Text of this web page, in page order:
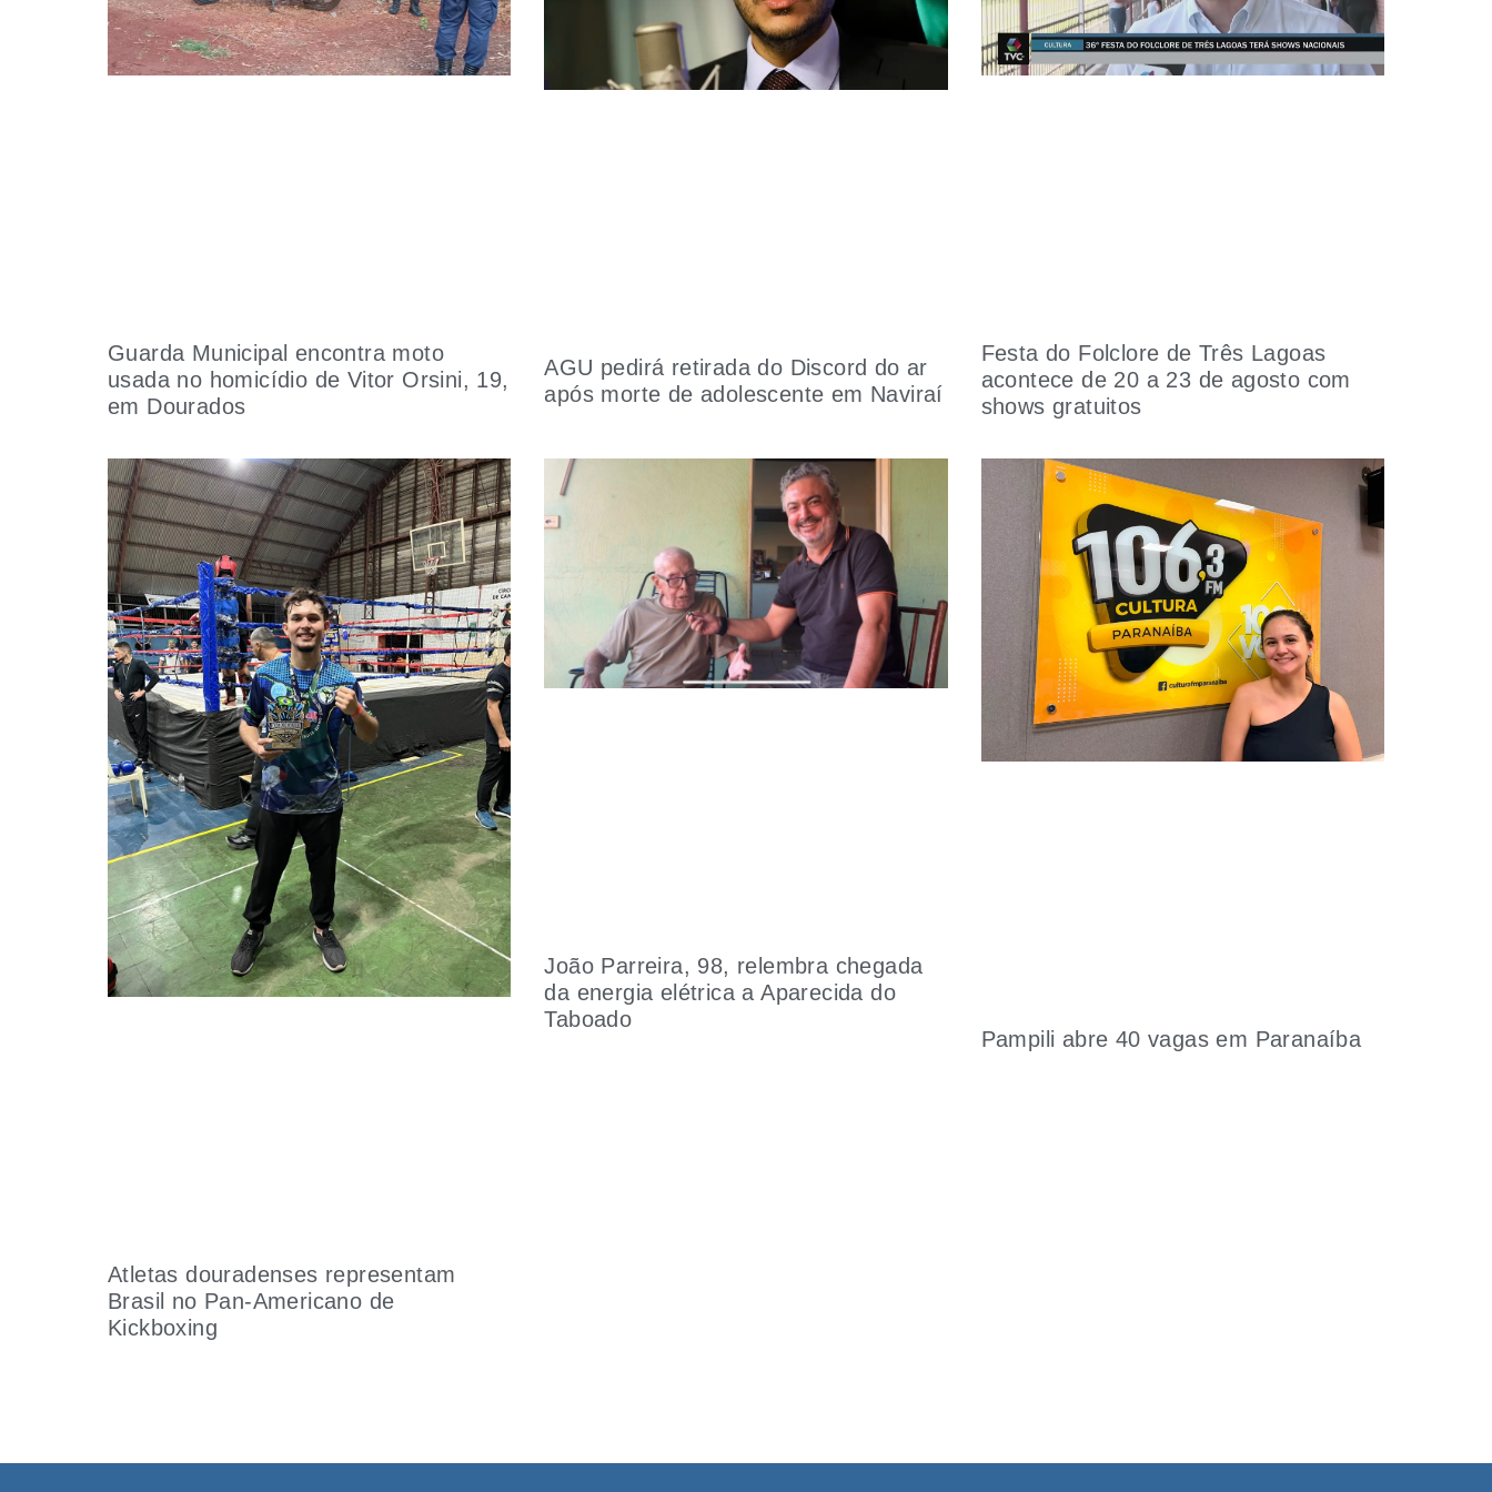
Guarda Municipal encontra moto
usada no homicídio de Vitor Orsini, 19,
em Dourados
AGU pedirá retirada do Discord do ar
após morte de adolescente em Naviraí
Festa do Folclore de Três Lagoas
acontece de 20 a 23 de agosto com
shows gratuitos
Atletas douradenses representam
Brasil no Pan-Americano de
Kickboxing
João Parreira, 98, relembra chegada
da energia elétrica a Aparecida do
Taboado
Pampili abre 40 vagas em Paranaíba